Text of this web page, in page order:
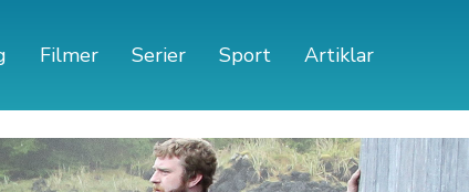
Filmer Serier Sport Artiklar